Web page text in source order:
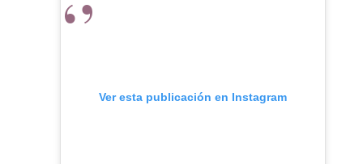
Ver esta publicación en Instagram